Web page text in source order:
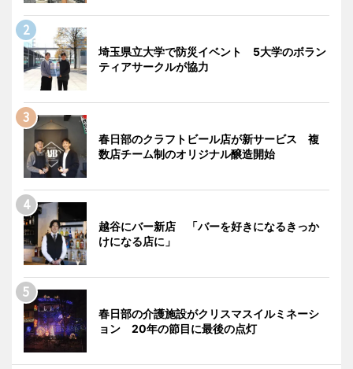
埼玉県立大学で防災イベント 5大学のボラン
ティアサークルが協力
春日部のクラフトビール店が新サービス 複
数店チーム制のオリジナル醸造開始
越谷にバー新店 「バーを好きになるきっか
けになる店に」
春日部の介護施設がクリスマスイルミネーシ
ョン 20年の節目に最後の点灯